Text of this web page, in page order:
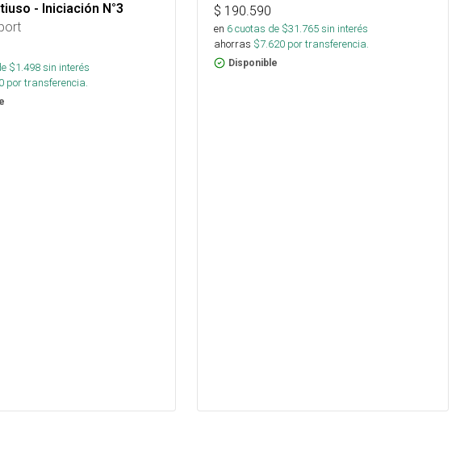
- Iniciación N°3
$1.498sin interés
por transferencia.
$ 190.590
en 6cuotas de $31.765sin interés
ahorras $7.620 por transferencia.
Disponible